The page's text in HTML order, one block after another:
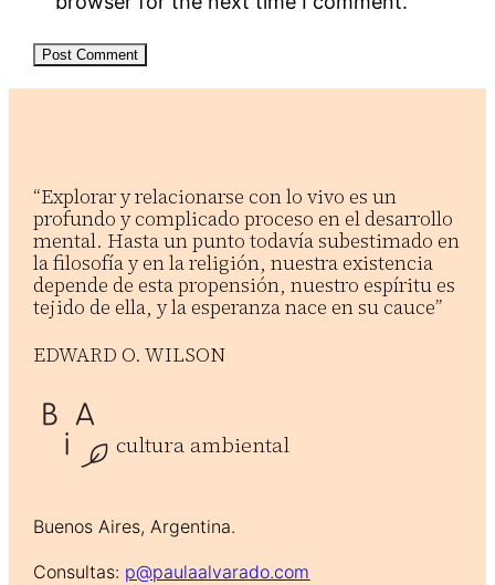
“Explorar y relacionarse con lo vivo es un
profundo y complicado proceso en el desarrollo
mental. Hasta un punto todavía subestimado en
la filosofía y en la religión, nuestra existencia
depende de esta propensión, nuestro espíritu es
tejido de ella, y la esperanza nace en su cauce”
EDWARD O. WILSON
cultura ambiental
Buenos Aires, Argentina.
Consultas: p@paulaalvarado.com